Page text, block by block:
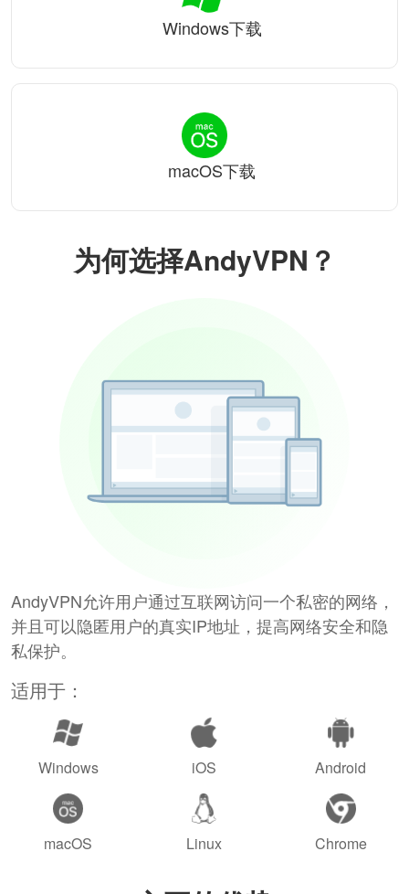
为何选择AndyVPN？
AndyVPN允许用户通过互联网访问一个私密的网络，
并且可以隐匿用户的真实IP地址，提高网络安全和隐
私保护。
适用于：
Windows iOS Android
macOS Linux Chrome
Windows下载
macOS下载